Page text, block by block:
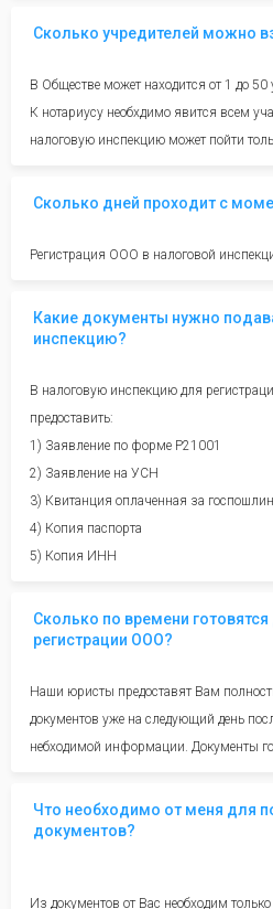
Сколько учредителей можно
В Обществе может находится от 1 до 50
К нотариусу необхдимо явится всем
налоговую инспекцию может пойти
Сколько дней проходит с
Регистрация ООО в налоговой
Какие документы нужно
инспекцию?
В налоговую инспекцию для
предоставить:
1) Заявление по форме Р21001
2) Заявление на УСН
3) Квитанция оплаченная за
4) Копия паспорта
5) Копия ИНН
Сколько по времени
регистрации ООО?
Наши юристы предоставят Вам
документов уже на следующий день
небходимой информации. Документы
Что необходимо от меня для
документов?
Из документов от Вас необходим